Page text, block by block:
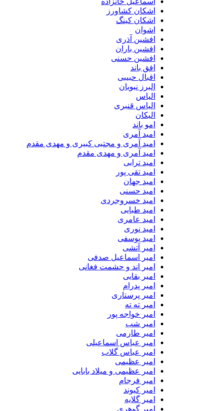
اشکان کشاورز
اشکان کینگ
افشین آذری
افشین باران
افشین حسنی
افق باند
اقبال حبیبی
البرز نبویان
الیاس قنبرى
امو باند
امید آمری
امید آمری و مجتبی کبیری و مهدى مقدم
امید آمری و مهدی مقدم
امید ترابی
امید تقی پور
امید جهان
امید حسنی
امید خسروجردی
امید طبایی
امید عامری
امید نوری
امید یوسفی
امیر آتشی
امیر اسماعیل صدفی
امیر اند و حشمت فغانی
امیر بقایی
امیر پدرام
امیر پرستاری
امیر ته ته
امیر خواجه پور
امیر شب
امیر طارمی
امیر عباس اسماعیلی
امیر عباس گلاب
امیر عظیمی
امیر عظیمی و میلاد بابایی
امیر فرجام
امیر کیوند
امیر گلایه
امیر گوهری